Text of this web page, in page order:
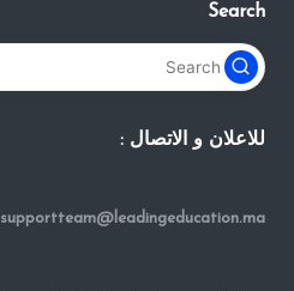
Search
للاعلان و الاتصال :
supportteam@leadingeducation.ma